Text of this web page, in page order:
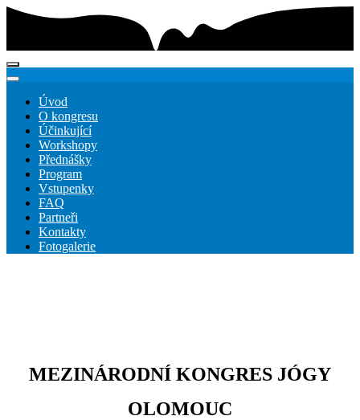
Úvod
O kongresu
Účinkující
Workshopy
Přednášky
Program
Vstupenky
FAQ
Partneři
Kontakty
Fotogalerie
MEZINÁRODNÍ KONGRES JÓGY
OLOMOUC